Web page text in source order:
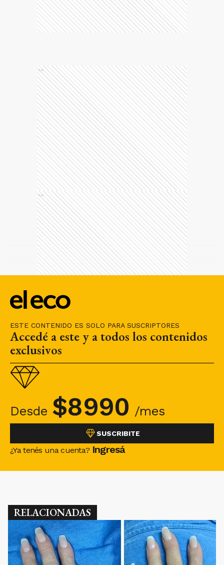
ESTE CONTENIDO ES SOLO PARA SUSCRIPTORES
Accedé a este y a todos los contenidos
exclusivos
Desde $8990 /mes
SUSCRIBITE
¿Ya tenés una cuenta? Ingresá
Ads
Ads
RELACIONADAS